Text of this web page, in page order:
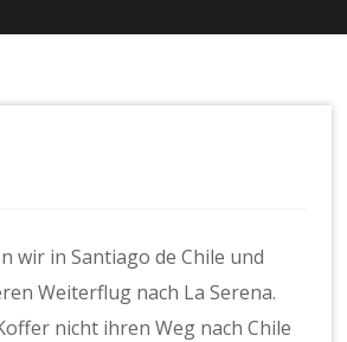
wir in Santiago de Chile und
Weiterflug nach La Serena.
nicht ihren Weg nach Chile